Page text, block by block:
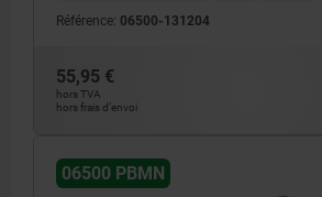
Référence: 06500-131204
55,95 €
hors TVA
hors frais d’envoi
06500 PBMN